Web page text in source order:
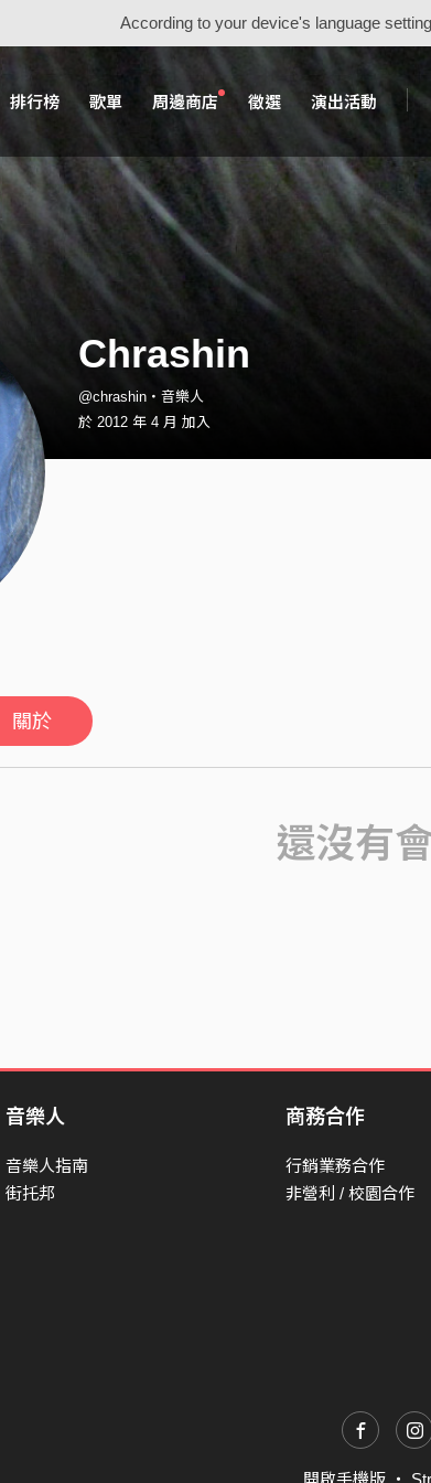
According to your device's language
排行榜 歌單 周邊商店 徵選 演出活動
Chrashin
@chrashin・音樂人
於 2012 年 4 月 加入
關於
還沒有
音樂人
音樂人指南
街托邦
商務合作
行銷業務合作
非營利 / 校園合作
開啟手機版 ・